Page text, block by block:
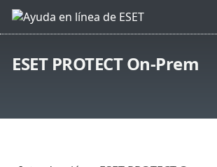
ESET PROTECT On-Prem